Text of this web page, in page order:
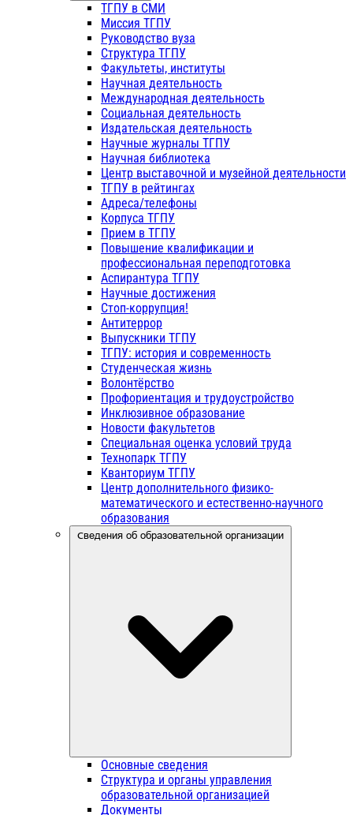
ТГПУ в СМИ
Миссия ТГПУ
Руководство вуза
Структура ТГПУ
Факультеты, институты
Научная деятельность
Международная деятельность
Социальная деятельность
Издательская деятельность
Научные журналы ТГПУ
Научная библиотека
Центр выставочной и музейной деятельности
ТГПУ в рейтингах
Адреса/телефоны
Корпуса ТГПУ
Прием в ТГПУ
Повышение квалификации и
профессиональная переподготовка
Аспирантура ТГПУ
Научные достижения
Стоп-коррупция!
Антитеррор
Выпускники ТГПУ
ТГПУ: история и современность
Студенческая жизнь
Волонтёрство
Профориентация и трудоустройство
Инклюзивное образование
Новости факультетов
Специальная оценка условий труда
Технопарк ТГПУ
Кванториум ТГПУ
Центр дополнительного физико-
математического и естественно-научного
образования
Сведения об образовательной организации
Основные сведения
Структура и органы управления
образовательной организацией
Документы